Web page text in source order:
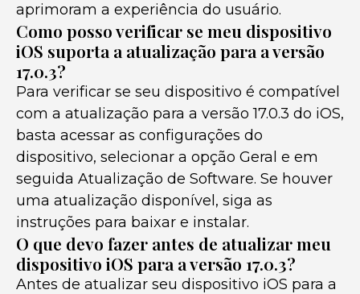
aprimoram a experiência do usuário.
Como posso verificar se meu dispositivo
iOS suporta a atualização para a versão
17.0.3?
Para verificar se seu dispositivo é compatível
com a atualização para a versão 17.0.3 do iOS,
basta acessar as configurações do
dispositivo, selecionar a opção Geral e em
seguida Atualização de Software. Se houver
uma atualização disponível, siga as
instruções para baixar e instalar.
O que devo fazer antes de atualizar meu
dispositivo iOS para a versão 17.0.3?
Antes de atualizar seu dispositivo iOS para a